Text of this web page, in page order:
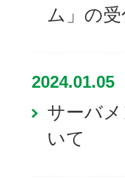
ム」の
2024.01.05
サーバ
いて